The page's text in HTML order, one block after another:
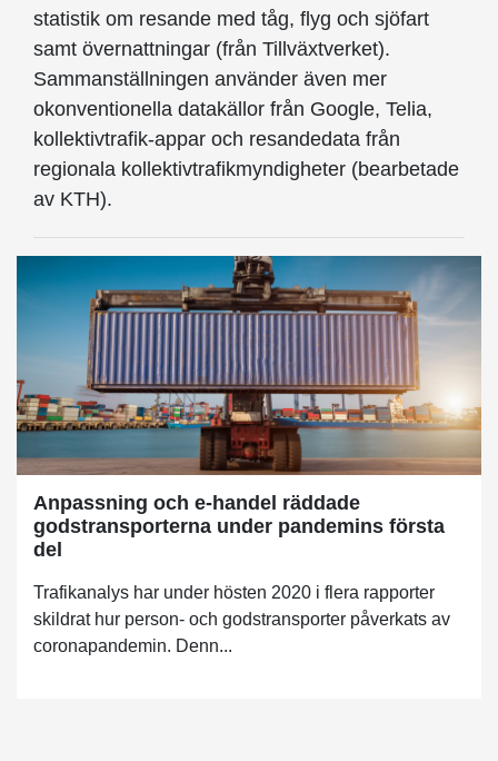
statistik om resande med tåg, flyg och sjöfart
samt övernattningar (från Tillväxtverket).
Sammanställningen använder även mer
okonventionella datakällor från Google, Telia,
kollektivtrafik-appar och resandedata från
regionala kollektivtrafikmyndigheter (bearbetade
av KTH).
Anpassning och e-handel räddade
godstransporterna under pandemins första
del
Trafikanalys har under hösten 2020 i flera rapporter
skildrat hur person- och godstransporter påverkats av
coronapandemin. Denn...